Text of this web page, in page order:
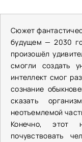
Сюжет
будущем — 2030
произошёл
смогли создать
интеллект смог
сознание
сказать
неотъемлемой
Конечно, этот
почувствовать